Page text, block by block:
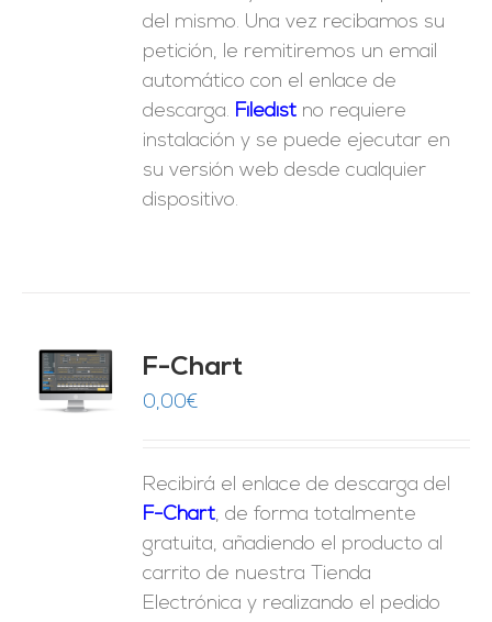
del mismo. Una vez recibamos su
petición, le remitiremos un email
automático con el enlace de
descarga. Filedist no requiere
instalación y se puede ejecutar en
su versión web desde cualquier
dispositivo.
F-Chart
0,00€
Recibirá el enlace de descarga del
F-Chart, de forma totalmente
gratuita, añadiendo el producto al
carrito de nuestra Tienda
Electrónica y realizando el pedido